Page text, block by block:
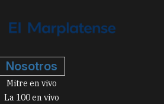
Nosotros
Mitre en vivo
La 100 en vivo